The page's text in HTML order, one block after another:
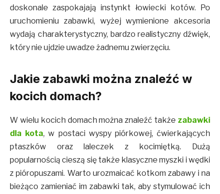
doskonale zaspokajają instynkt łowiecki kotów. Po
uruchomieniu zabawki, wyżej wymienione akcesoria
wydają charakterystyczny, bardzo realistyczny dźwięk,
który nie ujdzie uwadze żadnemu zwierzęciu.
Jakie zabawki można znaleźć w
kocich domach?
W wielu kocich domach można znaleźć także zabawki
dla kota, w postaci wyspy piórkowej, ćwierkających
ptaszków oraz laleczek z kocimiętką. Dużą
popularnością cieszą się także klasyczne myszki i wędki
z pióropuszami. Warto urozmaicać kotkom zabawy i na
bieżąco zamieniać im zabawki tak, aby stymulować ich